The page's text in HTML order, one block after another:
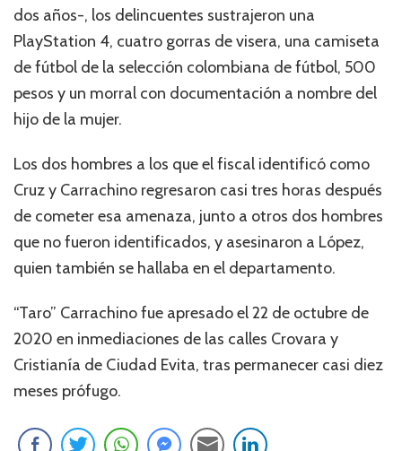
dos años-, los delincuentes sustrajeron una
PlayStation 4, cuatro gorras de visera, una camiseta
de fútbol de la selección colombiana de fútbol, 500
pesos y un morral con documentación a nombre del
hijo de la mujer.
Los dos hombres a los que el fiscal identificó como
Cruz y Carrachino regresaron casi tres horas después
de cometer esa amenaza, junto a otros dos hombres
que no fueron identificados, y asesinaron a López,
quien también se hallaba en el departamento.
“Taro” Carrachino fue apresado el 22 de octubre de
2020 en inmediaciones de las calles Crovara y
Cristianía de Ciudad Evita, tras permanecer casi diez
meses prófugo.